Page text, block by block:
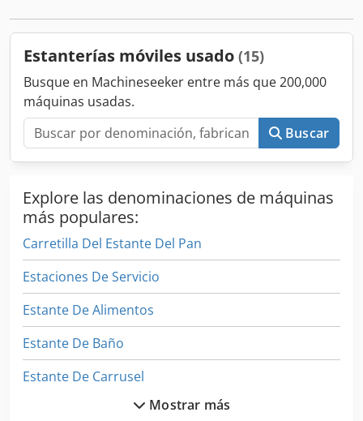
Estanterías móviles usado (15)
Busque en Machineseeker entre más que 200,000
máquinas usadas.
Buscar
Explore las denominaciones de máquinas
más populares:
Carretilla Del Estante Del Pan
Estaciones De Servicio
Estante De Alimentos
Estante De Baño
Estante De Carrusel
Estante De La BandejaMostrar más